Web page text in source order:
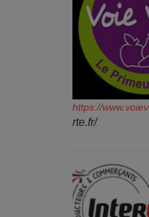
https://
rte.fr/